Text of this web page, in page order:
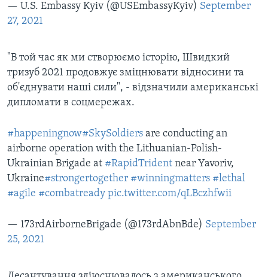
— U.S. Embassy Kyiv (@USEmbassyKyiv) September
27, 2021
"В той час як ми створюємо історію, Швидкий
тризуб 2021 продовжує зміцнювати відносини та
об'єднувати наші сили", - відзначили американські
дипломати в соцмережах.
#happeningnow#SkySoldiers are conducting an
airborne operation with the Lithuanian-Polish-
Ukrainian Brigade at #RapidTrident near Yavoriv,
Ukraine#strongertogether #winningmatters #lethal
#agile #combatready pic.twitter.com/qLBczhfwii
— 173rdAirborneBrigade (@173rdAbnBde) September
25, 2021